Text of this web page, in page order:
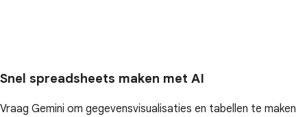
Snel spreadsheets maken met AI
Vraag Gemini om gegevensvisualisaties en tabellen te maken